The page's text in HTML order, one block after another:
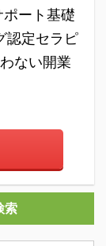
ート基礎
認定セラピ
ない開業
索